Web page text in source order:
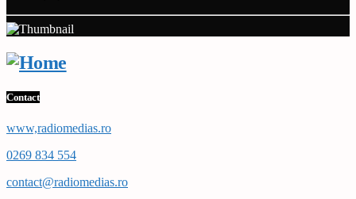
Contact
www,radiomedias.ro
0269 834 554
contact@radiomedias.ro